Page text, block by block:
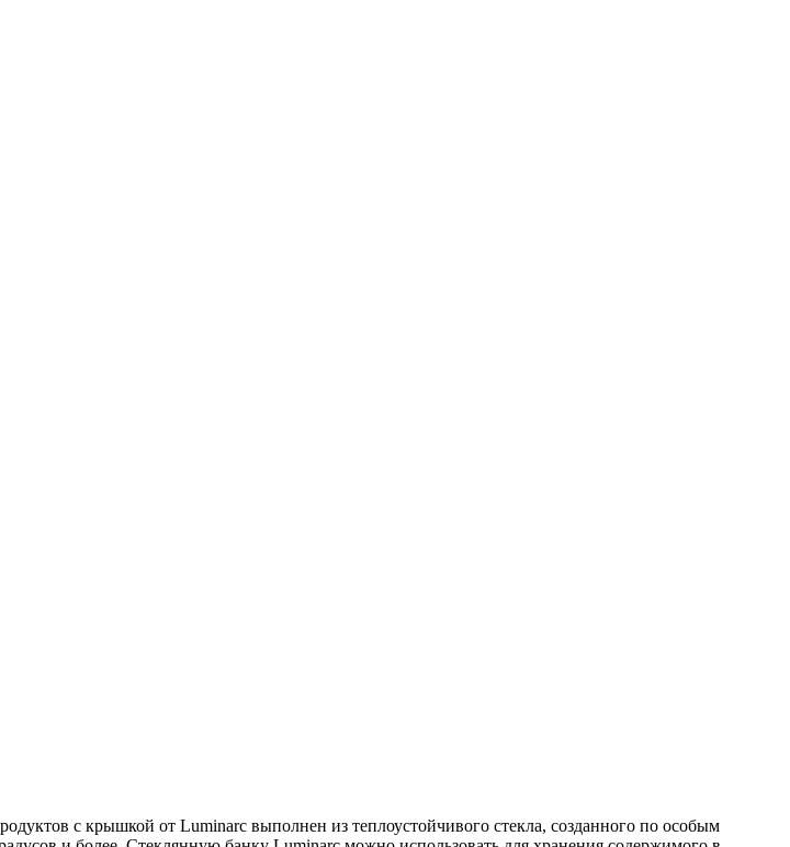
с крышкой от Luminarc выполнен из теплоустойчивого стекла, созданного по особым